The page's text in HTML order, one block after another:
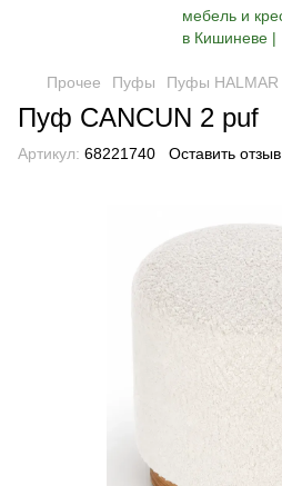
Прочее Пуфы Пуфы HALMAR
Пуф CANCUN 2 puf
Артикул: 68221740 Оставить отзыв